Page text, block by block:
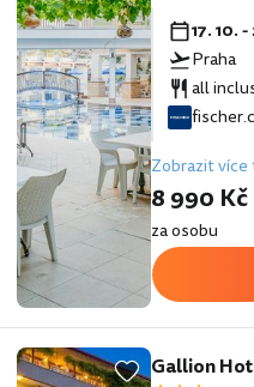
17. 10.
Praha
all
Zobrazit
8 990 Kč
za osobu
Gallion